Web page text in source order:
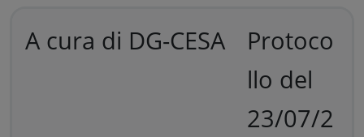
A cura di DG-CESA
Protoco
llo del
23/07/2